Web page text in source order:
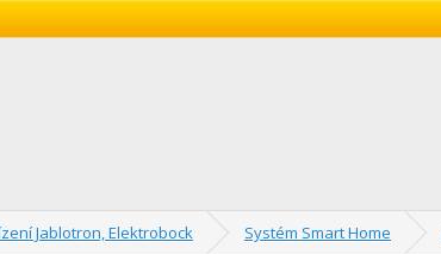
Jablotron, Elektrobock Systém Smart Home